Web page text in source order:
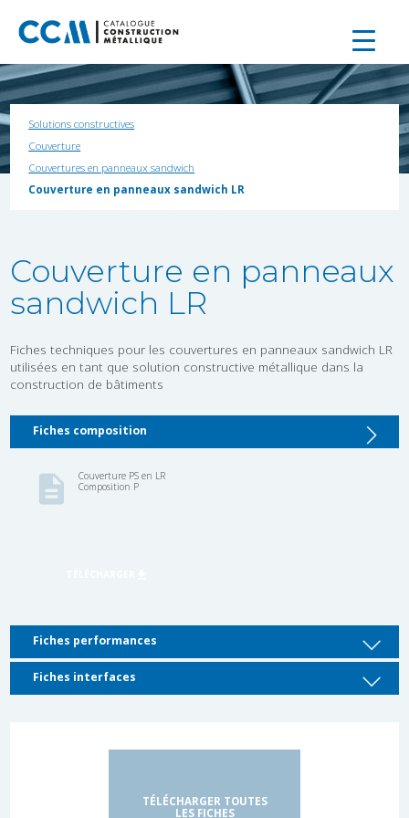
Solutions constructives
Couverture
Couvertures en panneaux sandwich
Couverture en panneaux sandwich LR
Couverture en panneaux
sandwich LR
Fiches techniques pour les couvertures en panneaux sandwich LR
utilisées en tant que solution constructive métallique dans la
construction de bâtiments
Fiches composition
Fiches performances
Fiches interfaces
TÉLÉCHARGER TOUTES
LES FICHES